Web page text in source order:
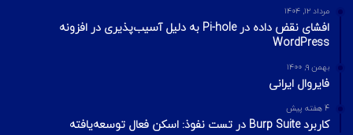
مرداد ۱۲, ۱۴۰۴
افشای نقض داده در Pi-hole به دلیل آسیب‌پذیری در افزونه
WordPress
بهمن ۹, ۱۴۰۰
فایروال ایرانی
4 هفته پیش
کاربرد Burp Suite در تست نفوذ: اسکن فعال توسعه‌یافته